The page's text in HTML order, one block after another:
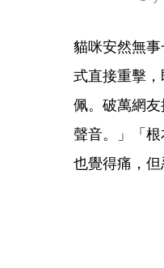
貓咪安然無
式直接重擊
佩。破萬網
聲音。」「
也覺得痛，但